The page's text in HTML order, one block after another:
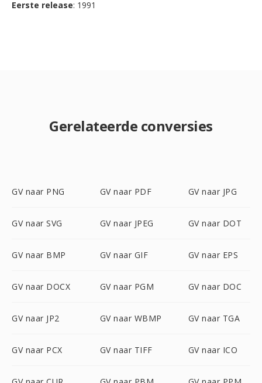
Eerste release: 1991
Gerelateerde conversies
GV naar PNG GV naar PDF GV naar JPG
GV naar SVG GV naar JPEG GV naar DOT
GV naar BMP GV naar GIF GV naar EPS
GV naar DOCX GV naar PGM GV naar DOC
GV naar JP2 GV naar WBMP GV naar TGA
GV naar PCX GV naar TIFF GV naar ICO